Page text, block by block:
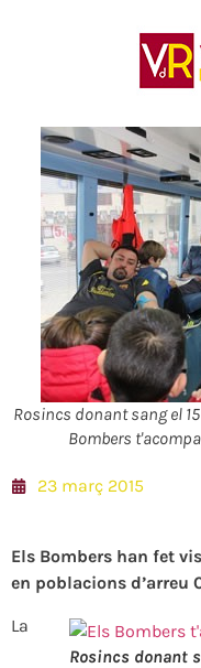
Rosincs donant sang el
Bombers
23 març 2015
Els Bombers han fet
en poblacions d’arreu
Rosincs donant
La